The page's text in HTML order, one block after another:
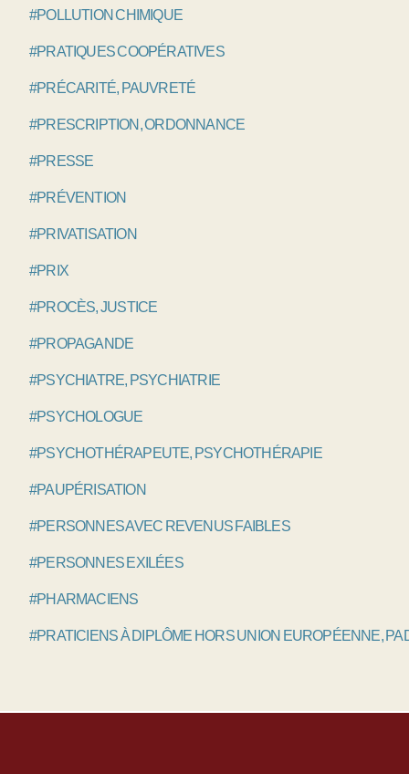
#POLLUTION CHIMIQUE
#PRATIQUES COOPÉRATIVES
#PRÉCARITÉ, PAUVRETÉ
#PRESCRIPTION, ORDONNANCE
#PRESSE
#PRÉVENTION
#PRIVATISATION
#PRIX
#PROCÈS, JUSTICE
#PROPAGANDE
#PSYCHIATRE, PSYCHIATRIE
#PSYCHOLOGUE
#PSYCHOTHÉRAPEUTE, PSYCHOTHÉRAPIE
#PAUPÉRISATION
#PERSONNES AVEC REVENUS FAIBLES
#PERSONNES EXILÉES
#PHARMACIENS
#PRATICIENS À DIPLÔME HORS UNION EUROPÉENNE,